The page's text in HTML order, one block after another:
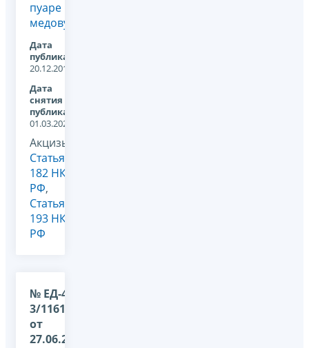
пуаре и
медовуху
Дата
публикации:
20.12.2013
Дата
снятия с
публикации:
01.03.2023
Акцизы,
Статья
182 НК
РФ,
Статья
193 НК
РФ
№ ЕД-4-
3/11611@
от
27.06.2013